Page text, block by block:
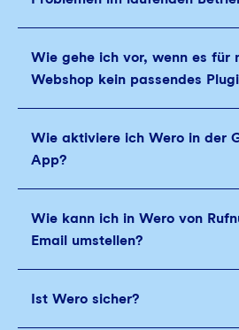
Wie gehe ich vor, wenn es für
Webshop kein passendes
Wie aktiviere ich Wero in der
App?
Wie kann ich in Wero von
Email umstellen?
Ist Wero sicher?